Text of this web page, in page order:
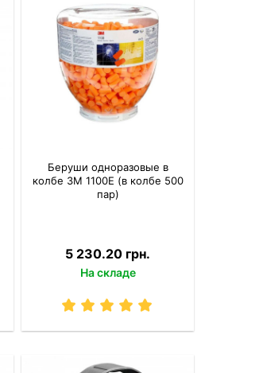
Беруши одноразовые в
колбе 3M 1100Е (в колбе 500
пар)
5 230.20 грн.
На складе